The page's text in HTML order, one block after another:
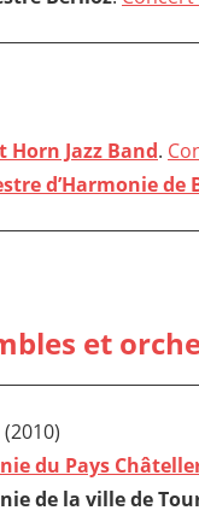
Horn Jazz Band.
d’Harmonie de
et
(2010)
du Pays
de la ville de